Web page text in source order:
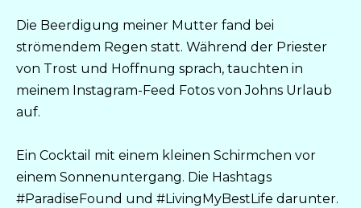
Die Beerdigung meiner Mutter fand bei
strömendem Regen statt. Während der Priester
von Trost und Hoffnung sprach, tauchten in
meinem Instagram-Feed Fotos von Johns Urlaub
auf.
Ein Cocktail mit einem kleinen Schirmchen vor
einem Sonnenuntergang. Die Hashtags
#ParadiseFound und #LivingMyBestLife darunter.